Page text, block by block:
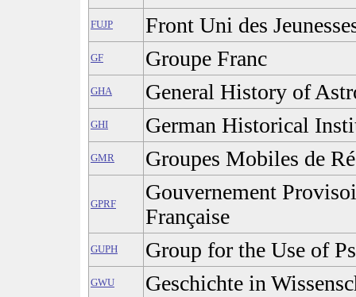
FUJP Front Uni des
GF Groupe Franc
GHA General History of
GHI German Historical
GMR Groupes Mobiles de
GPRF
Gouvernement
Française
GUPH Group for the Use of
GWU Geschichte in